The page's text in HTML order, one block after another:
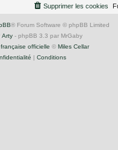
Supprimer les cookies
® Forum Software © phpBB Limited
Arty - phpBB 3.3 par MrGaby
officielle © Miles Cellar
| Conditions